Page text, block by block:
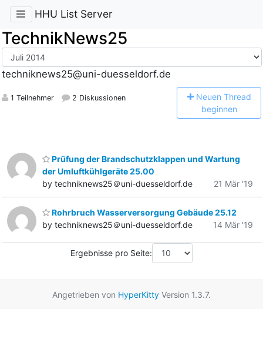
HHU List Server
TechnikNews25
techniknews25@uni-duesseldorf.de
1 Teilnehmer 2 Diskussionen Neuen Thread
beginnen
Prüfung der Brandschutzklappen und Wartung
der Umluftkühlgeräte 25.00
by techniknews25＠uni-duesseldorf.de
21 Mär '19
Rohrbruch Wasserversorgung Gebäude 25.12
by techniknews25＠uni-duesseldorf.de
14 Mär '19
Ergebnisse pro Seite:
Angetrieben von HyperKitty Version 1.3.7.